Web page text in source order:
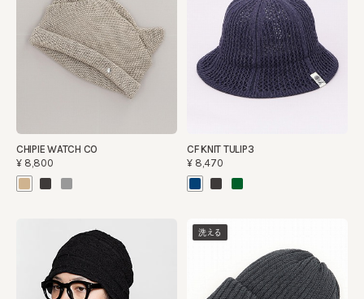
CHIPIE WATCH CO
¥8,800
CF KNIT TULIP3
¥8,470
洗える